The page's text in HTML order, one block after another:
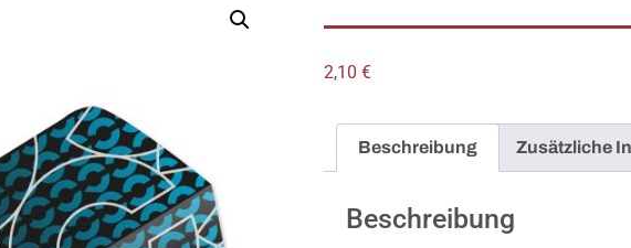
2,10 €
Beschreibung Zusätzliche
Beschreibung